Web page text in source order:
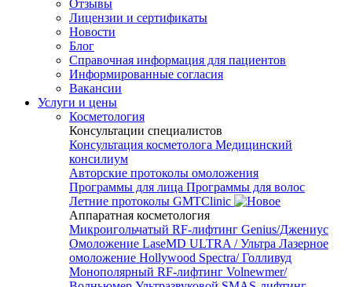
Отзывы
Лицензии и сертификаты
Новости
Блог
Справочная информация для пациентов
Информированные согласия
Вакансии
Услуги и цены
Косметология
Консультации специалистов
Консультация косметолога Медицинский
консилиум
Авторские протоколы омоложения
Программы для лица Программы для волос
Летние протоколы GMTClinic
Аппаратная косметология
Микроигольчатый RF-лифтинг Genius/Джениус
Омоложение LaseMD ULTRA / Ультра Лазерное
омоложение Hollywood Spectra/ Голливуд
Монополярный RF-лифтинг Volnewmer/